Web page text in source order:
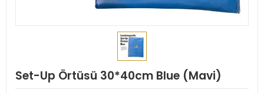
Set-Up Örtüsü 30*40cm Blue (Mavi)